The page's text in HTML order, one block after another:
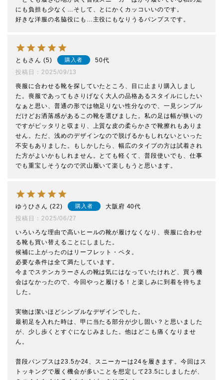
にも負担も少なく…そして、とにかくカッコいいのです。
好きな洋服の名脇役にも…主役にもなりうるパンプスです。
とも 5 購入者
50代
投稿日
2025/09/13
喪服に合わせる靴を探していたところ、目に止まり購入しまし
た。喪服であってもさりげなく大人の品格あるスタイルにしたい
なぁと思い、普通の形では物足りない性分なので、一見シンプル
だけどお洒落感があるこの靴を選びました。私の足は幅が狭いの
ですがピッタリと収まり、上質な皮の柔らかさで靴擦れもありま
せん。ただ、浅めのデザインなので脱げるかもしれないといった
不安もありました。もしかしたら、幅広のタイプの方は試着され
た方がよいかもしれません。とても軽くて、普段使いでも、仕事
でも重宝しそうなので沢山履いて楽しもうと思います。
ゆうひ 22 購入者 大阪府 40代
投稿日
2025/06/27
いろいろな理由で高いヒールの靴が履けなくなり、喪服に合わせ
る靴も買い替えることにしました。
候補に上がったのはリーフレット・ペタ。
必要な条件は全て満たしています。
今までステンカラーさんの靴は気にはなっていたけれど、買う機
会はなかったので、今回やっと履ける！と楽しみに到着を待ちま
した。
実物は潔いほどシンプルなデザインでした。
最初足を入れた時は、甲に当たる部分が少し固い？と思いました
が、少し歩くとすぐになじみました。他はどこも痛くなりませ
ん。
普段パンプスは23.5か24、スニーカーは24を履きます。今回はス
トッキングで履く機会が多いことを想定して23.5にしましたが、